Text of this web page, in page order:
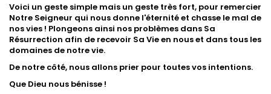
Voici un geste simple mais un geste très fort, pour remercier
Notre Seigneur qui nous donne l'éternité et chasse le mal de
nos vies ! Plongeons ainsi nos problèmes dans Sa
Résurrection afin de recevoir Sa Vie en nous et dans tous les
domaines de notre vie.
De notre côté, nous allons prier pour toutes vos intentions.
Que Dieu nous bénisse !